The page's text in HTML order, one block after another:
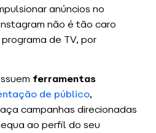
anúncios no
não é tão caro
de TV, por
ferramentas
de público,
campanhas direcionadas
ao perfil do seu